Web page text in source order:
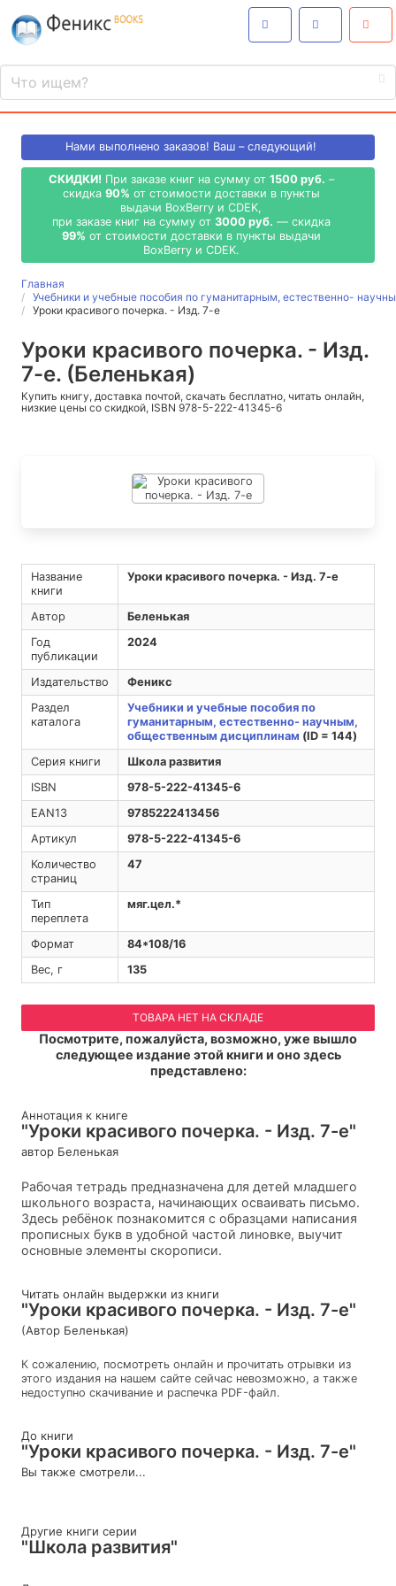
Нами выполнено заказов! Ваш – следующий!
СКИДКИ! При заказе книг на сумму от 1500 руб. –
скидка 90% от стоимости доставки в пункты
выдачи BoxBerry и CDEK,
при заказе книг на сумму от 3000 руб. — скидка
99% от стоимости доставки в пункты выдачи
BoxBerry и CDEK.
Главная
Учебники и учебные пособия по гуманитарным, естественно-
Уроки красивого почерка. - Изд. 7-е
Уроки красивого почерка. - Изд.
7-е. (Беленькая)
Купить книгу, доставка почтой, скачать бесплатно, читать онлайн,
низкие цены со скидкой, ISBN 978-5-222-41345-6
Название
книги
Уроки красивого почерка. - Изд. 7-е
Автор
Беленькая
Год
публикации
2024
Издательство
Феникс
Раздел
каталога
Учебники и учебные пособия по
гуманитарным, естественно- научным,
общественным дисциплинам (ID = 144)
Серия книги
Школа развития
ISBN
978-5-222-41345-6
EAN13
9785222413456
Артикул
978-5-222-41345-6
Количество
страниц
47
Тип
переплета
мяг.цел.*
Формат
84*108/16
Вес, г
135
ТОВАРА НЕТ НА СКЛАДЕ
Посмотрите, пожалуйста, возможно, уже вышло
следующее издание этой книги и оно здесь
представлено:
Аннотация к книге
"Уроки красивого почерка. - Изд. 7-е"
автор Беленькая
Рабочая тетрадь предназначена для детей младшего
школьного возраста, начинающих осваивать письмо.
Здесь ребёнок познакомится с образцами написания
прописных букв в удобной частой линовке, выучит
основные элементы скорописи.
Читать онлайн выдержки из книги
"Уроки красивого почерка. - Изд. 7-е"
(Автор Беленькая)
К сожалению, посмотреть онлайн и прочитать отрывки из
этого издания на нашем сайте сейчас невозможно, а также
недоступно скачивание и распечка PDF-файл.
До книги
"Уроки красивого почерка. - Изд. 7-е"
Вы также смотрели...
Другие книги серии
"Школа развития"